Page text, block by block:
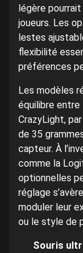
légère
joueurs. Les
lestes
flexibilité
préférences
Les modèles
équilibre
CrazyLight,
de 35
capteur. À
comme la
optionnelles
réglage
moduler leur
ou le style de
Souris